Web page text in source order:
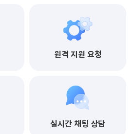
원격 지원 요청
실시간 채팅 상담